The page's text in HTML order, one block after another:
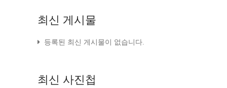
최신 게시물
등록된 최신 게시물이 없습니다.
최신 사진첩